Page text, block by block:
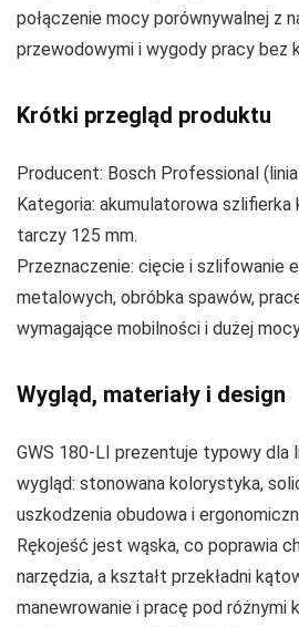
połączenie mocy porównywalnej z
przewodowymi i wygody pracy bez
Krótki przegląd produktu
Producent: Bosch Professional
Kategoria: akumulatorowa szlifierka
tarczy 125 mm.
Przeznaczenie: cięcie i szlifowanie
metalowych, obróbka spawów,
wymagające mobilności i dużej
Wygląd, materiały i design
GWS 180‑LI prezentuje typowy dla
wygląd: stonowana kolorystyka,
uszkodzenia obudowa i
Rękojeść jest wąska, co poprawia
narzędzia, a kształt przekładni
manewrowanie i pracę pod różnymi